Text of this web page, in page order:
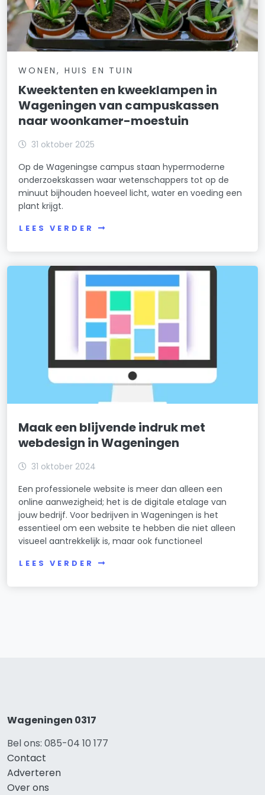
WONEN, HUIS EN TUIN
Kweektenten en kweeklampen in
Wageningen van campuskassen
naar woonkamer-moestuin
31 oktober 2025
Op de Wageningse campus staan hypermoderne
onderzoekskassen waar wetenschappers tot op de
minuut bijhouden hoeveel licht, water en voeding een
plant krijgt.
LEES VERDER
Maak een blijvende indruk met
webdesign in Wageningen
31 oktober 2024
Een professionele website is meer dan alleen een
online aanwezigheid; het is de digitale etalage van
jouw bedrijf. Voor bedrijven in Wageningen is het
essentieel om een website te hebben die niet alleen
visueel aantrekkelijk is, maar ook functioneel
LEES VERDER
Wageningen 0317
Bel ons: 085-04 10 177
Contact
Adverteren
Over ons